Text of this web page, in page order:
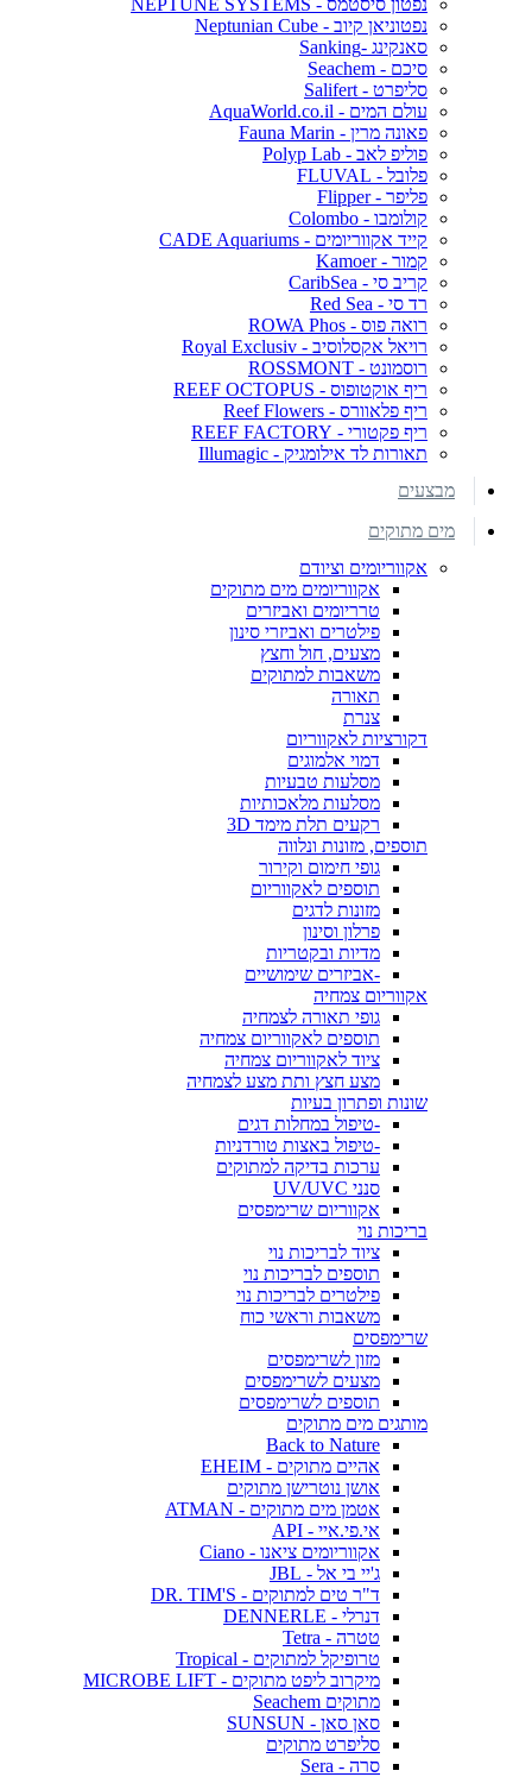
נפטוניאן קיוב - Neptunian Cube
סאנקינג -Sanking
סיכם - Seachem
סליפרט - Salifert
עולם המים - AquaWorld.co.il
פאונה מרין - Fauna Marin
פוליפ לאב - Polyp Lab
פלובל - FLUVAL
פליפר - Flipper
קולומבו - Colombo
קייד אקווריומים - CADE Aquariums
קמור - Kamoer
קריב סי - CaribSea
רד סי - Red Sea
רואה פוס - ROWA Phos
רויאל אקסלוסיב - Royal Exclusiv
רוסמונט - ROSSMONT
ריף אוקטופוס - REEF OCTOPUS
ריף פלאוורס - Reef Flowers
ריף פקטורי - REEF FACTORY
תאורות לד אילומגיק - Illumagic
מבצעים
מים מתוקים
אקווריומים וציודם
אקווריומים מים מתוקים
טרריומים ואביזרים
פילטרים ואביזרי סינון
מצעים, חול וחצץ
משאבות למתוקים
תאורה
צנרת
דקורציות לאקווריום
דמוי אלמוגים
מסלעות טבעיות
מסלעות מלאכותיות
רקעים תלת מימד 3D
תוספים, מזונות ונלווה
גופי חימום וקירור
תוספים לאקווריום
מזונות לדגים
פרלון וסינון
מדיות ובקטריות
-אביזרים שימושיים
אקווריום צמחיה
גופי תאורה לצמחיה
תוספים לאקווריום צמחיה
ציוד לאקווריום צמחיה
מצע חצץ ותת מצע לצמחיה
שונות ופתרון בעיות
-טיפול במחלות דגים
-טיפול באצות טורדניות
ערכות בדיקה למתוקים
סנני UV/UVC
אקווריום שרימפסים
בריכות נוי
ציוד לבריכות נוי
תוספים לבריכות נוי
פילטרים לבריכות נוי
משאבות וראשי כוח
שרימפסים
מזון לשרימפסים
מצעים לשרימפסים
תוספים לשרימפסים
מותגים מים מתוקים
Back to Nature
אהיים מתוקים - EHEIM
אושן נוטרישן מתוקים
אטמן מים מתוקים - ATMAN
אי.פי.איי - API
אקווריומים ציאנו - Ciano
ג'יי בי אל - JBL
ד"ר טים למתוקים - DR. TIM'S
דנרלי - DENNERLE
טטרה - Tetra
טרופיקל למתוקים - Tropical
מיקרוב ליפט מתוקים - MICROBE LIFT
מתוקים Seachem
סאן סאן - SUNSUN
סליפרט מתוקים
סרה - Sera